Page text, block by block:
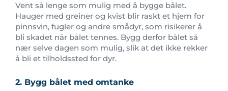
Vent så lenge som mulig med å bygge bålet.
Hauger med greiner og kvist blir raskt et hjem for
pinnsvin, fugler og andre smådyr, som risikerer å
bli skadet når bålet tennes. Bygg derfor bålet så
nær selve dagen som mulig, slik at det ikke rekker
å bli et tilholdssted for dyr.
2. Bygg bålet med omtanke